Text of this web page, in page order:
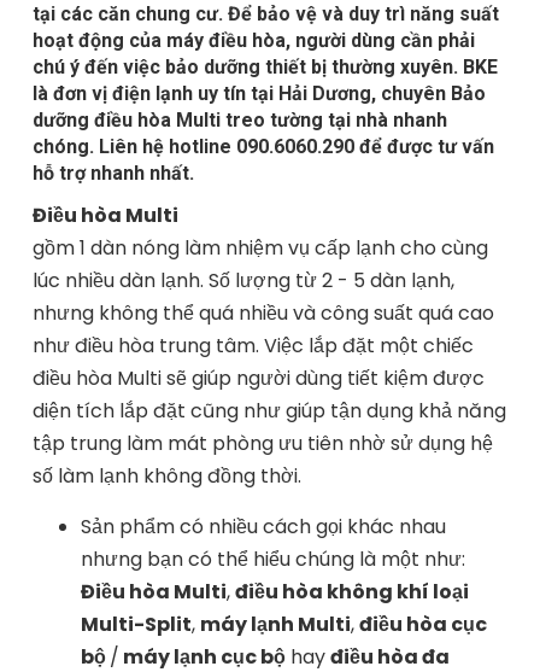
tại các căn chung cư. Để bảo vệ và duy trì năng suất
hoạt động của máy điều hòa, người dùng cần phải
chú ý đến việc bảo dưỡng thiết bị thường xuyên. BKE
là đơn vị điện lạnh uy tín tại Hải Dương, chuyên Bảo
dưỡng điều hòa Multi treo tường tại nhà nhanh
chóng. Liên hệ hotline 090.6060.290 để được tư vấn
hỗ trợ nhanh nhất.
Điều hòa Multi
gồm 1 dàn nóng làm nhiệm vụ cấp lạnh cho cùng
lúc nhiều dàn lạnh. Số lượng từ 2 - 5 dàn lạnh,
nhưng không thể quá nhiều và công suất quá cao
như điều hòa trung tâm. Việc lắp đặt một chiếc
điều hòa Multi sẽ giúp người dùng tiết kiệm được
diện tích lắp đặt cũng như giúp tận dụng khả năng
tập trung làm mát phòng ưu tiên nhờ sử dụng hệ
số làm lạnh không đồng thời.
Sản phẩm có nhiều cách gọi khác nhau
nhưng bạn có thể hiểu chúng là một như:
Điều hòa Multi,điều hòa không khí loại
Multi-Split, máy lạnh Multi,điều hòa cục
bộ/ máy lạnh cục bộ hayđiều hòa đa